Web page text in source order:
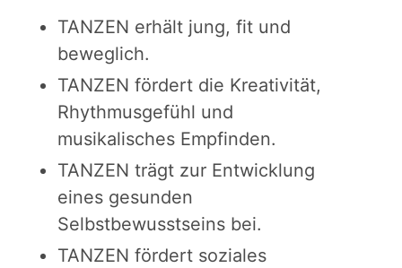
TANZEN erhält jung, fit und
beweglich.
TANZEN fördert die Kreativität,
Rhythmusgefühl und
musikalisches Empfinden.
TANZEN trägt zur Entwicklung
eines gesunden
Selbstbewusstseins bei.
TANZEN fördert soziales